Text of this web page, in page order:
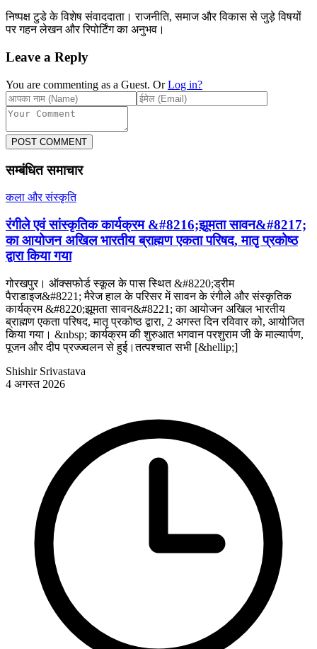
निष्पक्ष टुडे के विशेष संवाददाता। राजनीति, समाज और विकास से जुड़े विषयों
पर गहन लेखन और रिपोर्टिंग का अनुभव।
Leave a Reply
You are commenting as a Guest. Or Log in?
POST COMMENT
सम्बंधित समाचार
कला और संस्कृति
रंगीले एवं सांस्कृतिक कार्यक्रम &#8216;झूमता सावन&#8217;
का आयोजन अखिल भारतीय ब्राह्मण एकता परिषद, मातृ प्रकोष्ठ
द्वारा किया गया
गोरखपुर। ऑक्सफोर्ड स्कूल के पास स्थित &#8220;ड्रीम
पैराडाइज&#8221; मैरेज हाल के परिसर में सावन के रंगीले और संस्कृतिक
कार्यक्रम &#8220;झूमता सावन&#8221; का आयोजन अखिल भारतीय
ब्राह्मण एकता परिषद, मातृ प्रकोष्ठ द्वारा, 2 अगस्त दिन रविवार को, आयोजित
किया गया। &nbsp; कार्यक्रम की शुरुआत भगवान परशुराम जी के माल्यार्पण,
पूजन और दीप प्रज्ज्वलन से हुई।तत्पश्चात सभी [&hellip;]
Shishir Srivastava
4 अगस्त 2026